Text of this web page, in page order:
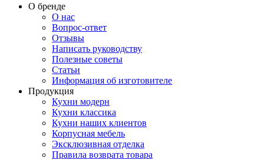
О бренде
О нас
Вопрос-ответ
Отзывы
Написать руководству
Полезные советы
Статьи
Информация об изготовителе
Продукция
Кухни модерн
Кухни классика
Кухни наших клиентов
Корпусная мебель
Эксклюзивная отделка
Правила возврата товара